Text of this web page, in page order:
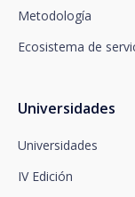
Metodología
Ecosistema de
Universidades
Universidades
IV Edición
Departamento
Newsletter
reclamación
Dispone de